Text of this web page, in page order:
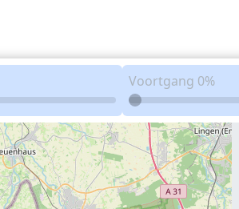
Voortgang 0%